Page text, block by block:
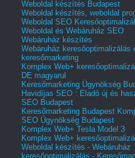
Weboldal készítés Budapest
Weboldal készítés, weboldal
Weboldal SEO
Weboldal és Webáruház SEO
Webáruház készítés
Webáruház keresőoptimalizálás
keresőmarketing
Komplex Web+
DE magyarul
Keresőmarketing Ügynökség
Havidíjas SEO : Eladó új és
SEO Budapest
Keresőmarketing Budapest
SEO Ügynökség Budapest
Komplex Web+ Tesla Model 3
Komplex Web+
Weboldal készítés - Webáruház
keresőoptimalizálás -